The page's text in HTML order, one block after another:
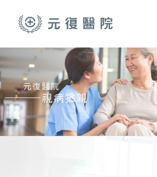
關於元復
就醫指南
醫學門診
醫療養護服務